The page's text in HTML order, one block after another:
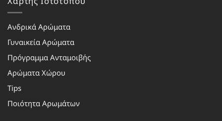
Ανδρικά Αρώματα
Γυναικεία Αρώματα
Πρόγραμμα Ανταμοιβής
Αρώματα Χώρου
Tips
Ποιότητα Αρωμάτων